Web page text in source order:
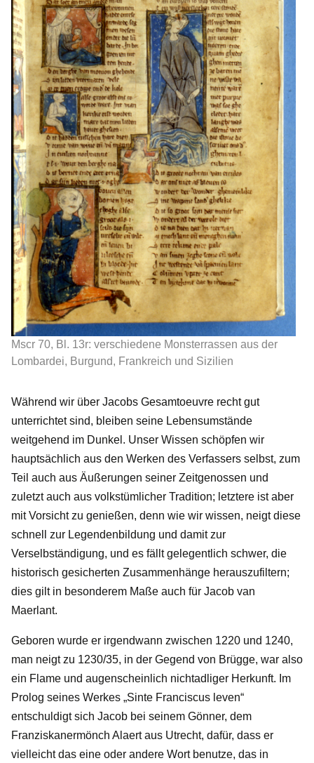
Mscr 70, Bl. 13r: verschiedene Monsterrassen aus der
Lombardei, Burgund, Frankreich und Sizilien
Während wir über Jacobs Gesamtoeuvre recht gut
unterrichtet sind, bleiben seine Lebensumstände
weitgehend im Dunkel. Unser Wissen schöpfen wir
hauptsächlich aus den Werken des Verfassers selbst, zum
Teil auch aus Äußerungen seiner Zeitgenossen und
zuletzt auch aus volkstümlicher Tradition; letztere ist aber
mit Vorsicht zu genießen, denn wie wir wissen, neigt diese
schnell zur Legendenbildung und damit zur
Verselbständigung, und es fällt gelegentlich schwer, die
historisch gesicherten Zusammenhänge herauszufiltern;
dies gilt in besonderem Maße auch für Jacob van
Maerlant.
Geboren wurde er irgendwann zwischen 1220 und 1240,
man neigt zu 1230/35, in der Gegend von Brügge, war also
ein Flame und augenscheinlich nichtadliger Herkunft. Im
Prolog seines Werkes „Sinte Franciscus leven“
entschuldigt sich Jacob bei seinem Gönner, dem
Franziskanermönch Alaert aus Utrecht, dafür, dass er
vielleicht das eine oder andere Wort benutze, das in